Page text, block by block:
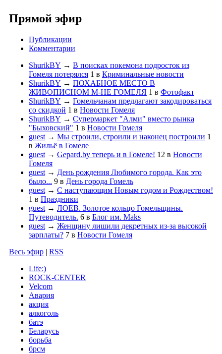
Прямой эфир
Публикации
Комментарии
ShurikBY → В поисках покемона подросток из
Гомеля потерялся 1 в Криминальные новости
ShurikBY → ПОХАБНОЕ МЕСТО В
ЖИВОПИСНОМ М-НЕ ГОМЕЛЯ 1 в Фотофакт
ShurikBY → Гомельчанам предлагают закодироваться
со скидкой 1 в Новости Гомеля
ShurikBY → Супермаркет "Алми" вместо рынка
"Быховский" 1 в Новости Гомеля
guest → Мы строили, строили и наконец построили 1
в Жильё в Гомеле
guest → Gepard.by теперь и в Гомеле! 12 в Новости
Гомеля
guest → День рождения Любимого города. Как это
было... 9 в День города Гомель
guest → С наступающим Новым годом и Рождеством!
1 в Праздники
guest → ЛОЕВ. Золотое кольцо Гомельщины.
Путеводитель. 6 в Блог им. Maks
guest → Женщину лишили декретных из-за высокой
зарплаты? 7 в Новости Гомеля
Весь эфир | RSS
Life:)
ROCK-CENTER
Velcom
Авария
акция
алкоголь
батэ
Беларусь
борьба
брсм